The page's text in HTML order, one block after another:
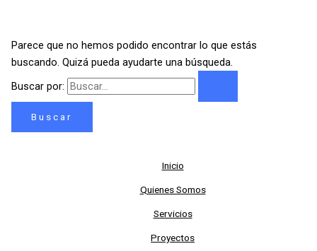
Parece que no hemos podido encontrar lo que estás
buscando. Quizá pueda ayudarte una búsqueda.
Buscar por:
Inicio
Quienes Somos
Servicios
Proyectos